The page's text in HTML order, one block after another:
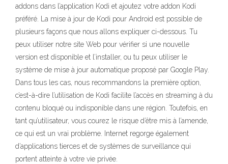
addons dans l’application Kodi et ajoutez votre addon Kodi
préféré. La mise à jour de Kodi pour Android est possible de
plusieurs façons que nous allons expliquer ci-dessous. Tu
peux utiliser notre site Web pour vérifier si une nouvelle
version est disponible et l’installer, ou tu peux utiliser le
système de mise à jour automatique proposé par Google Play.
Dans tous les cas, nous recommandons la première option,
c’est-à-dire l’utilisation de Kodi facilite l’accès en streaming à du
contenu bloqué ou indisponible dans une région. Toutefois, en
tant qu’utilisateur, vous courez le risque d’être mis à l’amende,
ce qui est un vrai problème. Internet regorge également
d’applications tierces et de systèmes de surveillance qui
portent atteinte à votre vie privée.